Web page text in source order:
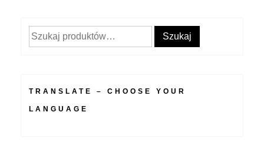
Szukaj: Szukaj
TRANSLATE – CHOOSE YOUR
LANGUAGE